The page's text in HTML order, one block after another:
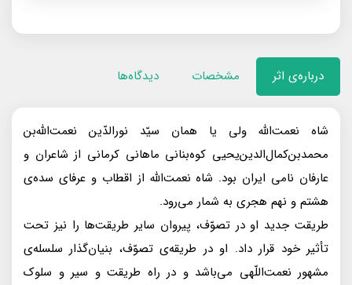
درباره‌ی اثر مشخصات دیدگاه‌ها
شاه نعمت‌الله ولى يا همان سيّد نورالدّين نعمت‌الله‌بن
محمد‌بن‌كمال‌الدين‌يحيى كوه‌بنانى ماهانى كرمانى از شاعران و
عارفان نامى ايران بود. شاه نعمت‌الله از اقطاب و عرفاى سده‌ى
هشتم و نهم هجرى به شمار مى‌رود.
طريقت جديد او در تصوّف، پيروان ساير طريقت‌ها را نيز تحت
تأثير خود قرار داد. او در طريقه‌ى تصوّف، بنيان‌گذار سلسله‌ى
مشهور نعمت‌اللّهى مى‌باشد و در راه طريقت و سير و سلوک